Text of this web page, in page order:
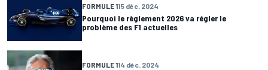
FORMULE 115 déc. 2024
Pourquoi le règlement 2026 va régler le
problème des F1 actuelles
FORMULE 114 déc. 2024